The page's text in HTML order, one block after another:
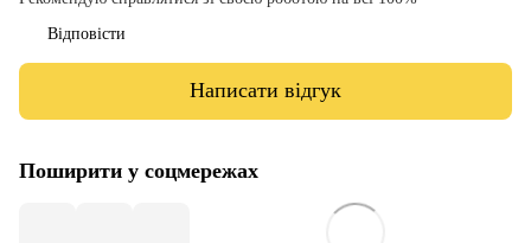
Відповісти
Написати відгук
Поширити у соцмережах